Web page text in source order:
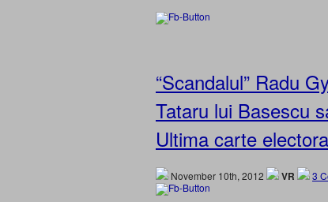
“Scandalul” Radu
Tataru lui Basescu
Ultima carte
November 10th, 2012 VR 3